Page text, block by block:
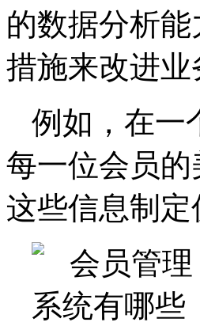
的数据分析
措施来改进业
例如，在一
每一位会员
这些信息制